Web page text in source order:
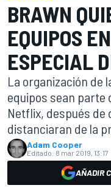
BRAWN
EQUIPOS
ESPECIAL
La organización de
equipos sean parte
Netflix, después de
distanciaran de la
Adam Cooper
Editado: 8 mar 2019, 13:17
AÑADIR